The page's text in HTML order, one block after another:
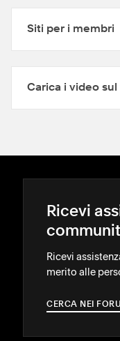
Siti per i membri
Carica i video
Ricevi
Ricevi
merito alle
CERCA NEI →